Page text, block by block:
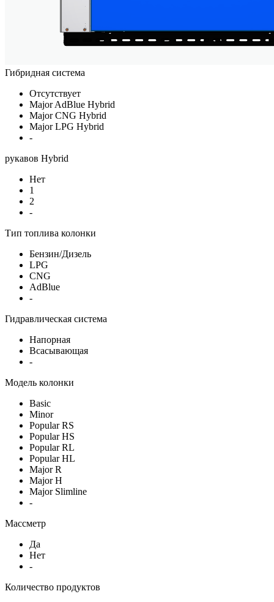
Гибридная система
Отсутствует
Major AdBlue Hybrid
Major CNG Hybrid
Major LPG Hybrid
-
рукавов Hybrid
Нет
1
2
-
Тип топлива колонки
Бензин/Дизель
LPG
CNG
AdBlue
-
Гидравлическая система
Напорная
Всасывающая
-
Модель колонки
Basic
Minor
Popular RS
Popular HS
Popular RL
Popular HL
Major R
Major H
Major Slimline
-
Массметр
Да
Нет
-
Количество продуктов